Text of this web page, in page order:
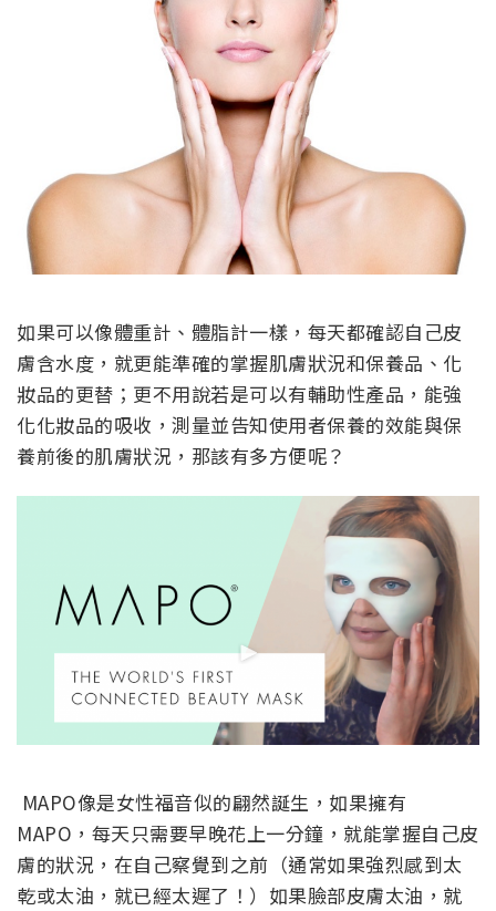
如果可以像體重計、體脂計一樣，每天都確認自己皮
膚含水度，就更能準確的掌握肌膚狀況和保養品、化
妝品的更替；更不用說若是可以有輔助性產品，能強
化化妝品的吸收，測量並告知使用者保養的效能與保
養前後的肌膚狀況，那該有多方便呢？
MAPO像是女性福音似的翩然誕生，如果擁有
MAPO，每天只需要早晚花上一分鐘，就能掌握自己皮
膚的狀況，在自己察覺到之前（通常如果強烈感到太
乾或太油，就已經太遲了！）如果臉部皮膚太油，就